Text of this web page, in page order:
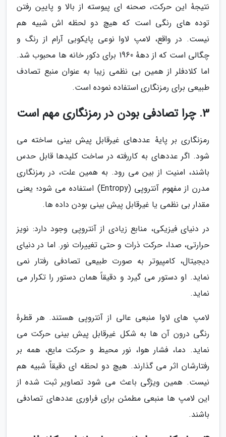
نتیجهٔ این حرکت، صحنه ای پیوسته از بالا و پایین رفتن
توده های رنگی است که هیچ دو لحظه اش شبیه هم
نیست. در واقع، لامپ لاوا نوعی پایکوبی آرام از رنگ و
چگالی است که از دههٔ 1960 برای دکور خانه ها محبوب شد.
اما کلادفلر از همین بی نظمی زیبا به عنوان منبع تصادف
طبیعی برای رمزنگاری استفاده نموده است.
3. چرا تصادفی بودن در رمزنگاری مهم است
رمزنگاری بر پایهٔ عددهای غیرقابل پیش بینی ساخته می
شود. اگر عددهای به کاررفته در ساخت کلیدها قابل حدس
باشند، امنیت از بین می رود. به همین علت، در رمزنگاری
مدرن از مفهوم آنتروپی (Entropy) استفاده می شود؛ یعنی
مقدار بی نظمی یا غیرقابل پیش بینی بودن داده ها.
در دنیای فیزیکی، منابع زیادی از آنتروپی وجود دارد: نویز
حرارتی، صدا، حرکت ذرات و حتی تغییرات نور. اما در دنیای
دیجیتال، کامپیوتر به صورت طبیعی تصادفی رفتار نمی
نماید. او دستور می گیرد و دقیقاً همان دستور را تکرار می
نماید.
لامپ های لاوا منبعی عالی از آنتروپی هستند. هر قطرهٔ
رنگی درون آن ها به شکل غیرقابل پیش بینی حرکت می
نماید. دما، فشار هوا، نور محیط و حرکت مایع، همه بر
رفتارشان اثر می گذارند. هیچ دو لحظه ای دقیقاً شبیه هم
نیست. همین ویژگی باعث می شود تصاویر ثبت شده از
این لامپ ها منبعی مطمئن برای فراوری عددهای تصادفی
باشند.